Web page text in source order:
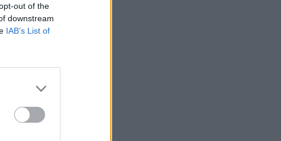
out of the
downstream
IAB’s List of
χορτασμένη»
φούστα! Η Δανάη Παππά με
αξεπέραστο σύνολο
MEDIA